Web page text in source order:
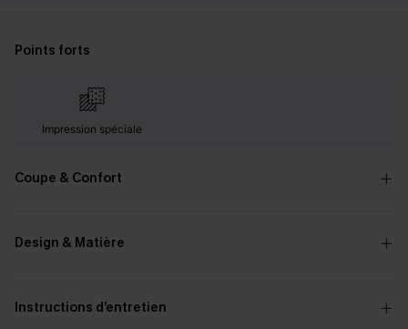
Points forts
Impression spéciale
Coupe & Confort
Design & Matière
Instructions d’entretien